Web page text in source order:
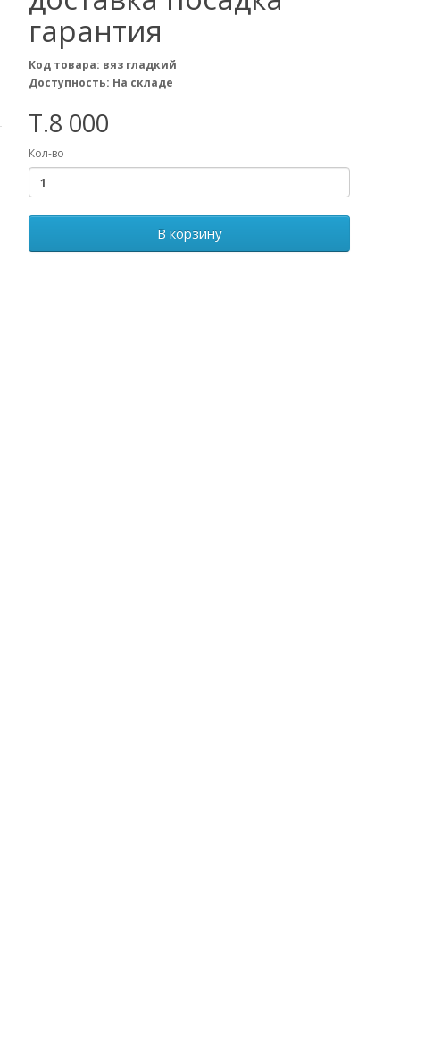
гарантия
Код товара: вяз гладкий
Доступность: На складе
T.8 000
Кол-во
В корзину